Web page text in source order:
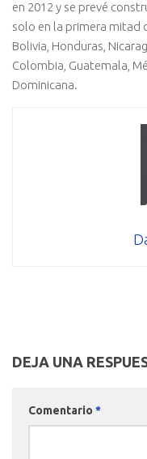
en 2012 y se prevé
solo en la primera mitad
Bolivia, Honduras,
Colombia, Guatemala,
Dominicana.
DEJA UNA
Comentario *